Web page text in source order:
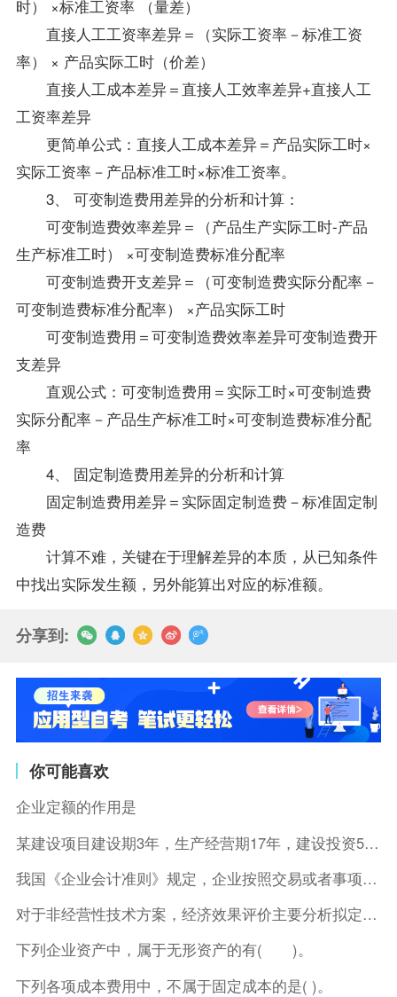
时） ×标准工资率 （量差）
直接人工工资率差异＝（实际工资率－标准工资
率） × 产品实际工时（价差）
直接人工成本差异＝直接人工效率差异+直接人工
工资率差异
更简单公式：直接人工成本差异＝产品实际工时×
实际工资率－产品标准工时×标准工资率。
3、 可变制造费用差异的分析和计算：
可变制造费效率差异＝（产品生产实际工时-产品
生产标准工时） ×可变制造费标准分配率
可变制造费开支差异＝（可变制造费实际分配率－
可变制造费标准分配率） ×产品实际工时
可变制造费用＝可变制造费效率差异可变制造费开
支差异
直观公式：可变制造费用＝实际工时×可变制造费
实际分配率－产品生产标准工时×可变制造费标准分配
率
4、 固定制造费用差异的分析和计算
固定制造费用差异＝实际固定制造费－标准固定制
造费
计算不难，关键在于理解差异的本质，从已知条件
中找出实际发生额，另外能算出对应的标准额。
分享到:
你可能喜欢
企业定额的作用是
某建设项目建设期3年，生产经营期17年，建设投资5500万元
我国《企业会计准则》规定，企业按照交易或者事项的经济特征确定
对于非经营性技术方案，经济效果评价主要分析拟定方案的( )。
下列企业资产中，属于无形资产的有( )。
下列各项成本费用中，不属于固定成本的是( )。